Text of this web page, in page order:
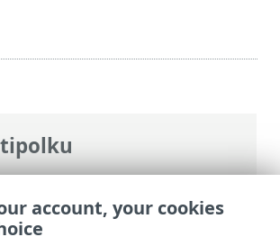
ohje>ESET Smart Security
Tuoteaktivointi>
hyväksyminen
account, your cookies